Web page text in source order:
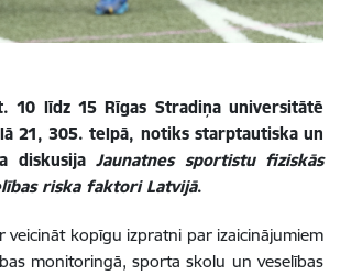
10 līdz 15 Rīgas Stradiņa universitātē
21, 305. telpā, notiks starptautiska un
diskusija Jaunatnes sportistu fiziskās
riska faktori Latvijā.
veicināt kopīgu izpratni par izaicinājumiem
monitoringā, sporta skolu un veselības